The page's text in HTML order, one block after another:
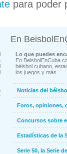
para poder
En
Lo que puedes
En
béisbol cubano,
los juegos y más...
Noticias del
Foros, opiniones,
Concursos sobre
Estadísticas de la
Serie 50, la Serie